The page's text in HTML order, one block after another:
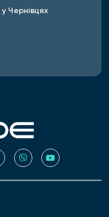
Чернівцях